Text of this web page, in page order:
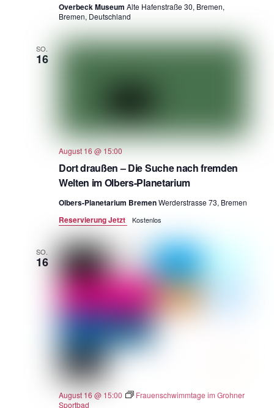
Overbeck Museum Alte Hafenstraße 30, Bremen,
Bremen, Deutschland
SO.
16
Dort draußen – Die Suche nach fremden
Welten im Olbers-Planetarium
August 16 @ 15:00
Olbers-Planetarium BremenWerderstrasse 73, Bremen
Reservierung Jetzt Kostenlos
SO.
16
August 16 @ 15:00
Frauenschwimmtage im Grohner
Sportbad